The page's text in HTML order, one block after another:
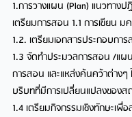
1.การวางแผน (Plan) แนวทาง
เตรียมการสอน 1.1 การเขียน ม
1.2. เตรียมเอกสารประกอบกา
1.3 จัดทำประมวลการสอน /แ
การสอน และแหล่งค้นคว้าต่าง
บริบทที่มีการเปลี่ยนแปลงของ
1.4 เตรียมกิจกรรมเชิงทักษะเ